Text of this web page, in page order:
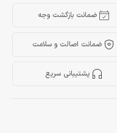
ضمانت بازگشت وجه
ضمانت اصالت و سلامت
پشتیبانی سریع